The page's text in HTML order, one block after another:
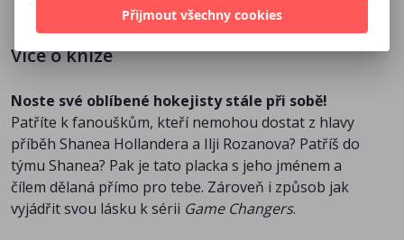
Více o knize
Noste své oblíbené hokejisty stále při sobě!
Patříte k fanouškům, kteří nemohou dostat z hlavy
příběh Shanea Hollandera a Ilji Rozanova? Patříš do
týmu Shanea? Pak je tato placka s jeho jménem a
čílem dělaná přímo pro tebe. Zároveň i způsob jak
vyjádřit svou lásku k sérii Game Changers.
Přijmout všechny cookies